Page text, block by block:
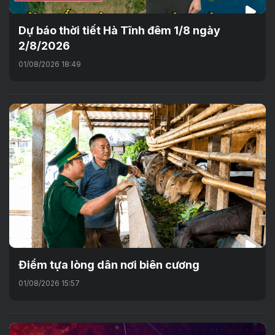
Dự báo thời tiết Hà Tĩnh đêm 1/8 ngày
2/8/2026
01/08/2026 18:49
Điểm tựa lòng dân nơi biên cương
01/08/2026 15:57